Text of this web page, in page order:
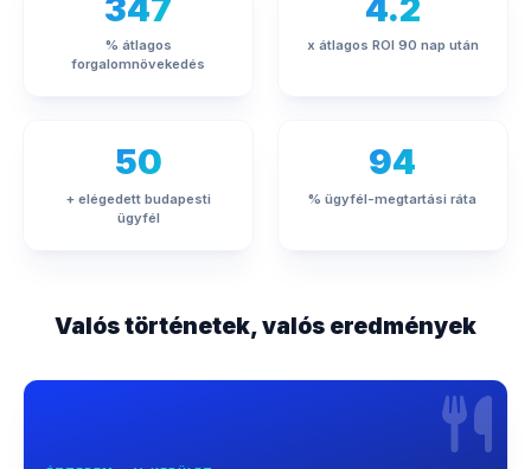
347
% átlagos
forgalomnövekedés
4.2
x átlagos ROI 90 nap után
50
+ elégedett budapesti
ügyfél
94
% ügyfél-megtartási ráta
Valós történetek, valós eredmények